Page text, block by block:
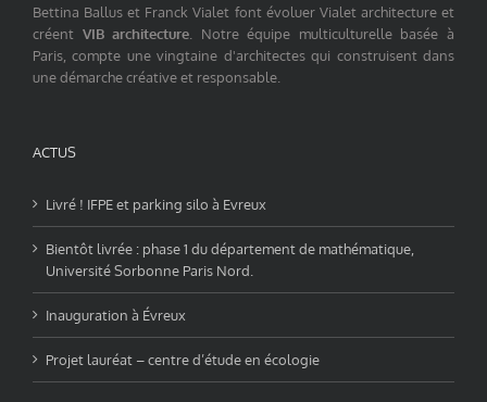
Bettina Ballus et Franck Vialet font évoluer Vialet architecture et
créent VIB architecture . Notre équipe multiculturelle basée à
Paris, compte une vingtaine d'architectes qui construisent dans
une démarche créative et responsable.
ACTUS
Livré ! IFPE et parking silo à Evreux
Bientôt livrée : phase 1 du département de mathématique,
Université Sorbonne Paris Nord.
Inauguration à Évreux
Projet lauréat – centre d’étude en écologie